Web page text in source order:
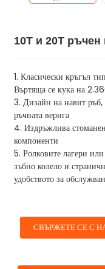
10T и 20T
1. Класически кръгъл
Въртяща се кука на
3. Дизайн на навит
ръчната верига
4. Издръжлива
компоненти
5. Ролковите лагери
зъбно колело и
удобството за
СВЪРЖЕТЕ СЕ С